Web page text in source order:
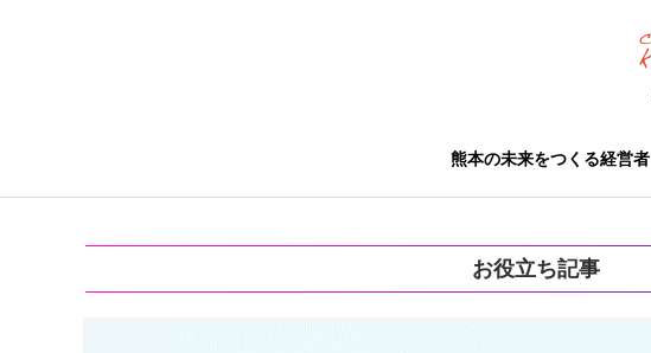
熊本の未来をつくる経営者
お役立ち記事